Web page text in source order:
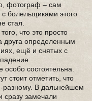
фотограф – сам
болельщиками этого
стал.
что это просто
друга определенным
ещё и снятых с
состоятельна.
стоит отметить, что
разному. В дальнейшем
сразу замечали